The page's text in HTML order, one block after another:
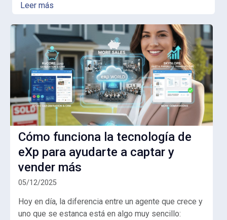
Leer más
Cómo funciona la tecnología de
eXp para ayudarte a captar y
vender más
05/12/2025
Hoy en día, la diferencia entre un agente que crece y
uno que se estanca está en algo muy sencillo: